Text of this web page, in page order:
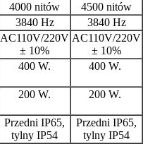
4000 nitów
4500 nitów
3840 Hz
3840 Hz
AC110V/220V
± 10%
AC110V/220V
± 10%
400 W. 400 W.
200 W. 200 W.
Przedni IP65,
tylny IP54
Przedni IP65,
tylny IP54